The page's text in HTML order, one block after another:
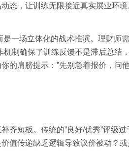
态，让训练无限接近真实展业环境
一场立体化的战术推演。理财师
机制确保了训练反馈不是滞后总
的肩膀提示：”先别急着报价，问
齐短板。传统的”良好/优秀”评级
传递缺乏逻辑导致议价被动？或